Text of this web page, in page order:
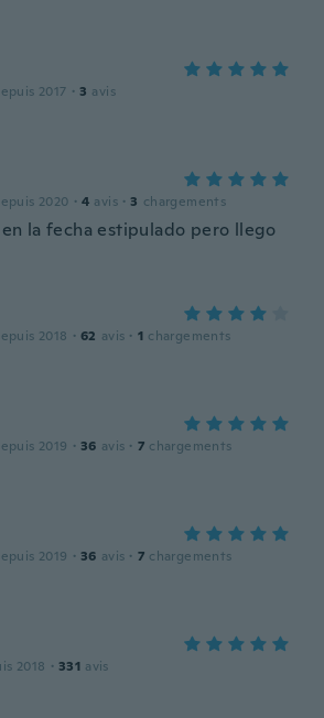
2017 · 3 avis
2020 · 4 avis · 3 chargements
la fecha estipulado pero llego
2018 · 62 avis · 1 chargements
2019 · 36 avis · 7 chargements
2019 · 36 avis · 7 chargements
2018 · 331 avis